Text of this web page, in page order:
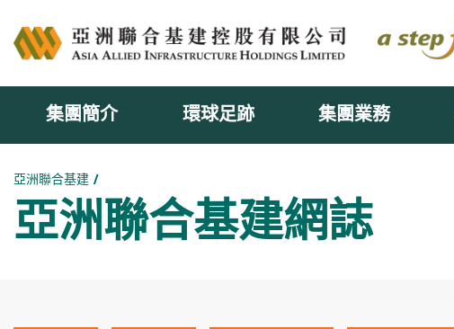
集團簡介 環球足跡 集團業務
亞洲聯合基建
亞洲聯合基建網誌